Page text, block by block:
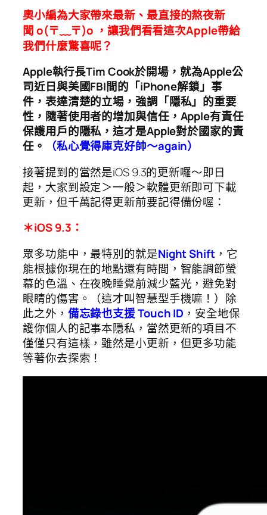
奧小編為大家帶來最新、最直接的熬夜新
聞 o(〒﹏〒)o ，讓我們看看這次Apple帶給
我們什麼驚喜呢？
Apple執行長Tim Cook於開場，就為Apple公
司近日與美國FBI間的「iPhone解鎖」事
件，表達清楚的立場，強調「隱私」的重要
性，隨著使用者的增加與信任，Apple有責任
保護用戶的隱私，這才是Apple對於國家的責
任。
（私心覺得庫克好帥～again）
接著提到的當然是iOS 9.3的更新囉～即日
起，大家到設定＞一般＞軟體更新即可下載
更新，但千萬記得更新前要記得備份喔：
＊iOS 9.3：
眾多功能中，最特別的就是Night Shift，它
能根據你現在的地點還有時間，智能調節螢
幕的色溫、在夜晚睡覺前減少藍光，避免對
眼睛的傷害。（這才叫智慧型手機嘛！）除
此之外， 備忘錄也支援 Touch ID ，安全地保
護你個人的記事本隱私，當然更新的項目不
僅僅只有這樣，雖然是小更新，但更多功能
等著你去探索！